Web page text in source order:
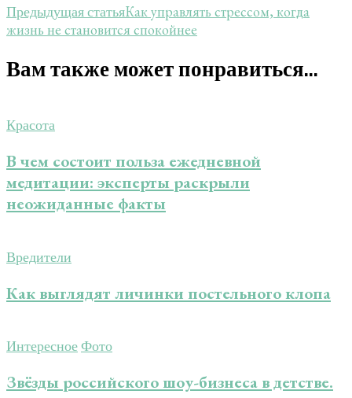
Предыдущая статьяКак управлять стрессом, когда
жизнь не становится спокойнее
Вам также может понравиться...
Красота
В чем состоит польза ежедневной
медитации: эксперты раскрыли
неожиданные факты
Вредители
Как выглядят личинки постельного клопа
ИнтересноеФото
Звёзды российского шоу-бизнеса в детстве.